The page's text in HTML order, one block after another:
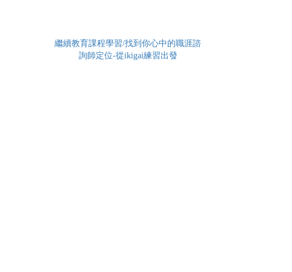
繼續教育課程學習/找到你心中的職涯諮
詢師定位-從ikigai練習出發